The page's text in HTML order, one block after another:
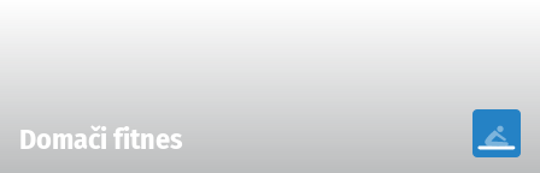
Domači fitnes